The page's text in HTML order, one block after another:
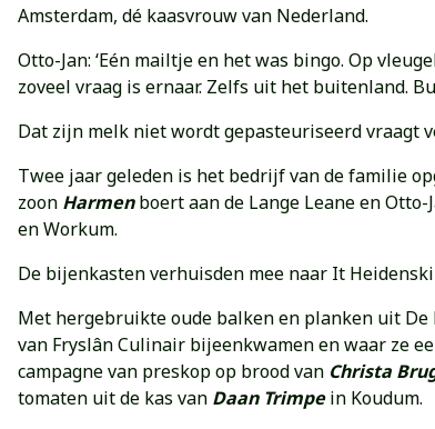
Amsterdam, dé kaasvrouw van Nederland.
Otto-Jan: ‘Eén mailtje en het was bingo. Op
zoveel vraag is ernaar. Zelfs uit het buitenland.
Dat zijn melk niet wordt gepasteuriseerd vraagt
Twee jaar geleden is het bedrijf van de familie
zoon Harmenboert aan de Lange Leane en
en Workum.
De bijenkasten verhuisden mee naar It
Met hergebruikte oude balken en planken uit
van Fryslân Culinair bijeenkwamen en waar ze
campagne van preskop op brood van Christa
tomaten uit de kas van Daan Trimpein Koudum.